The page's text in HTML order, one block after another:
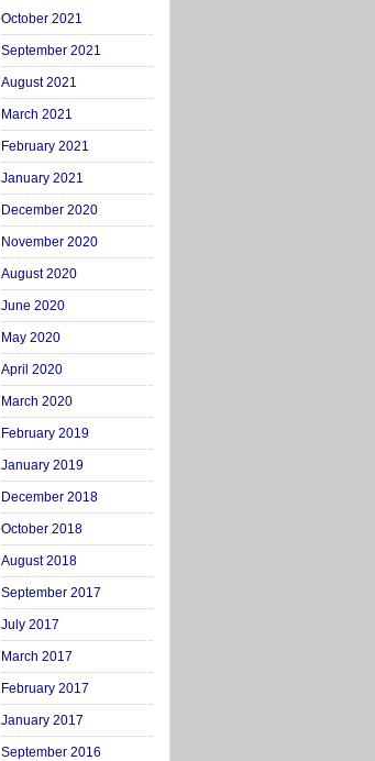
October 2021
September 2021
August 2021
March 2021
February 2021
January 2021
December 2020
November 2020
August 2020
June 2020
May 2020
April 2020
March 2020
February 2019
January 2019
December 2018
October 2018
August 2018
September 2017
July 2017
March 2017
February 2017
January 2017
September 2016